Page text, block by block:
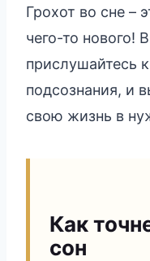
Грохот во сне –
чего-то нового!
прислушайтесь
подсознания, и
свою жизнь в
Как
сон